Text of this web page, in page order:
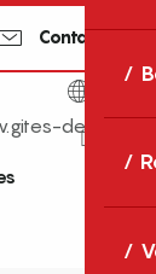
Contactez-
de-